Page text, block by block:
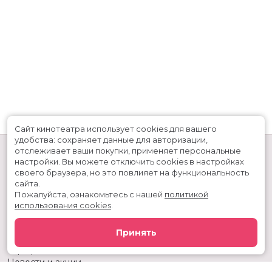
Скоро в кино
Тарифы
Новости и акции
Сайт кинотеатра использует cookies для вашего
удобства: сохраняет данные для авторизации,
отслеживает ваши покупки, применяет персональные
настройки. Вы можете отключить cookies в настройках
своего браузера, но это повлияет на функциональность
сайта.
Пожалуйста, ознакомьтесь с нашей политикой
использования cookies
Принять